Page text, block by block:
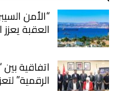
“الأمن
العقبة
اتفاقية
الرقمية”